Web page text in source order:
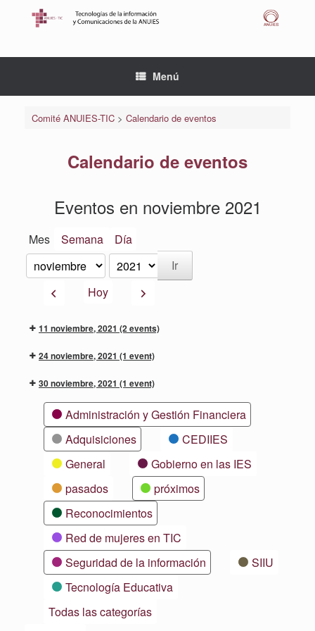
Menú
Comité ANUIES-TIC> Calendario de eventos
Calendario de eventos
Eventos en noviembre 2021
Mes Semana Día
Mes
Año
AnteriorHoy Siguiente
11 noviembre, 2021 (2 events)
24 noviembre, 2021 (1 event)
30 noviembre, 2021 (1 event)
CategoríasAdministración y Gestión Financiera
Adquisiciones
CEDIIES
General
Gobierno en las IES
pasados
próximos
Reconocimientos
Red de mujeres en TIC
Seguridad de la información
SIIU
Tecnología Educativa
Todas las categorías